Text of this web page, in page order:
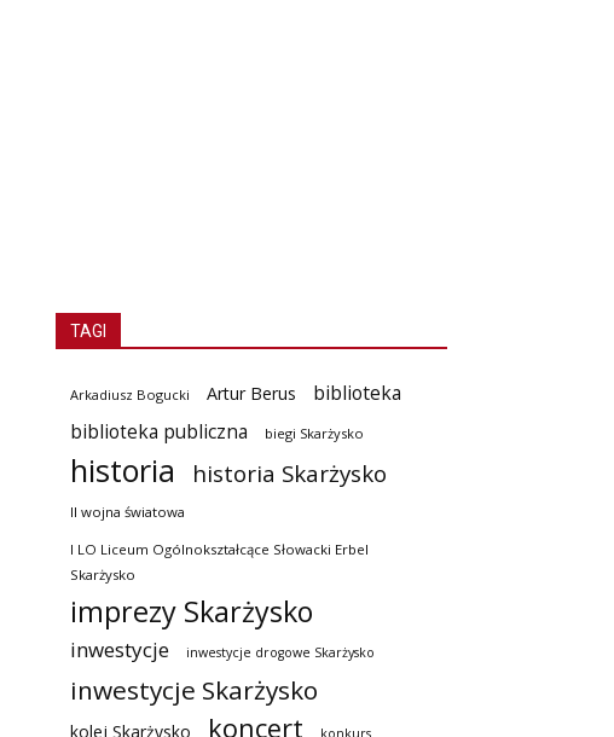
TAGI
Arkadiusz Bogucki Artur Berus
biblioteka
biblioteka publiczna
biegi Skarżysko
historia historia Skarżysko
II wojna światowa
I LO Liceum Ogólnokształcące Słowacki Erbel
Skarżysko
imprezy Skarżysko
inwestycje inwestycje drogowe Skarżysko
inwestycje Skarżysko
kolej Skarżysko koncert konkurs